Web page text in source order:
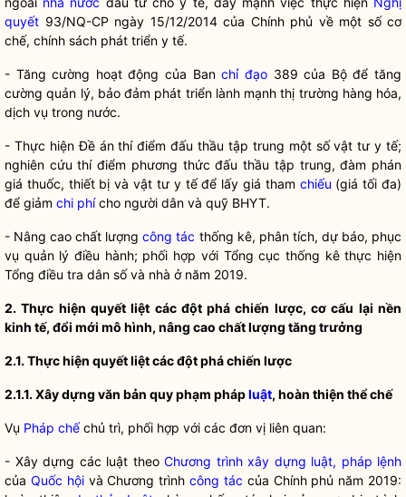
quyết 93/NQ-CP ngày 15/12/2014 của Chính phủ về một số cơ
chế, chính sách phát triển y tế.
- Tăng cường hoạt động của Banchỉ đạo389 của Bộ để tăng
cường quản lý, bảo đảm phát triển lành mạnh thị trường hàng hóa,
dịch vụ trong nước.
- Thực hiện Đề án thí điểm đấu thầu tập trung một số vật tư y tế;
nghiên cứu thí điểm phương thức đấu thầu tập trung, đàm phán
giá thuốc, thiết bị và vật tư y tế để lấy giá tham chiếu (giá tối đa)
để giảm chi phícho người dân và quỹ BHYT.
- Nâng cao chất lượngcông tác thống kê, phân tích, dự báo, phục
vụ quản lý điều hành; phối hợp với Tổng cục thống kê thực hiện
Tổng điều tra dân số và nhà ở năm 2019.
2. Thực hiện quyết liệt các đột phá chiến lược, cơ cấu lại nền
kinh tế, đổi mới mô hình, nâng cao chất lượng tăng trưởng
2.1. Thực hiện quyết liệt các đột phá chiến lược
2.1.1. Xây dựng văn bản quy phạm phápluật, hoàn thiện thể chế
Vụ Pháp chếchủ trì, phối hợp với các đơn vị liên quan:
- Xây dựng các luật theo Chương trình xây dựng luật, pháp lệnh
của Quốc hộivà Chương trìnhcông tác của Chính phủ năm 2019: